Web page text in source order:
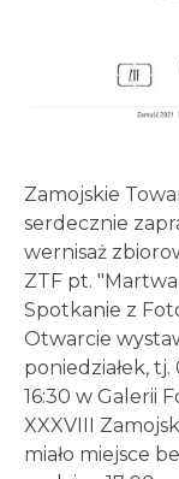
Zamojskie
serdecznie
wernisaż
ZTF pt.
Spotkanie z
Otwarcie
poniedziałek,
16:30 w Galerii
XXXVIII
miało miejsce